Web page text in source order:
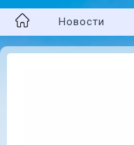
Новости